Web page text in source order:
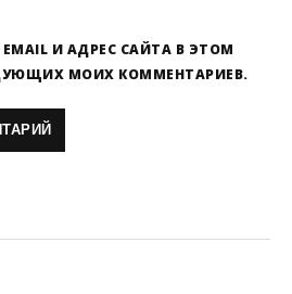
И АДРЕС САЙТА В ЭТОМ
МОИХ КОММЕНТАРИЕВ.